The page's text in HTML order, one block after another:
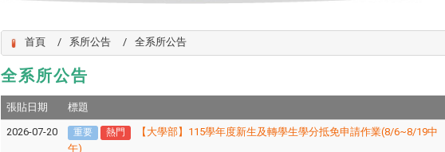
首頁 系所公告 全系所公告
全系所公告
張貼日期 標題
2026-07-20 重要 熱門
【大學部】115學年度新生及轉學生學分抵免申請作業(8/6~8/19中
午)